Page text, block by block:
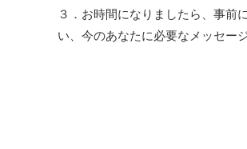
３．お時間になりましたら、事前
い、今のあなたに必要なメッセー